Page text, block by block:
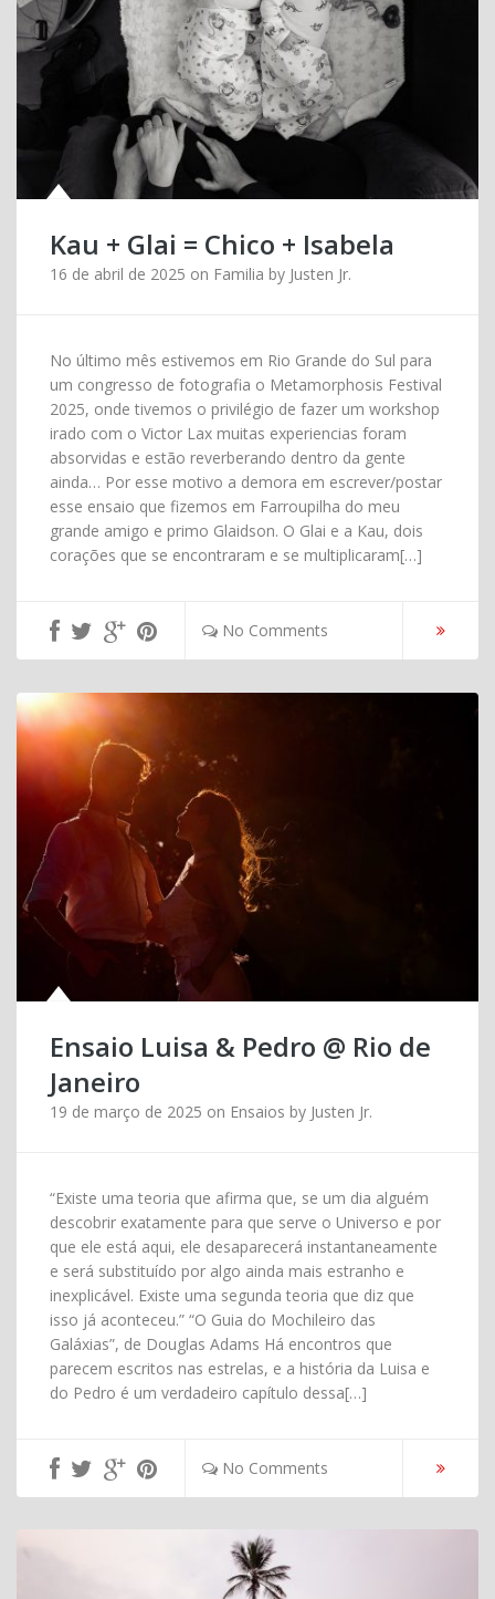
Kau + Glai = Chico + Isabela
16 de abril de 2025 on Familia by Justen Jr.
No último mês estivemos em Rio Grande do Sul para
um congresso de fotografia o Metamorphosis Festival
2025, onde tivemos o privilégio de fazer um workshop
irado com o Victor Lax muitas experiencias foram
absorvidas e estão reverberando dentro da gente
ainda… Por esse motivo a demora em escrever/postar
esse ensaio que fizemos em Farroupilha do meu
grande amigo e primo Glaidson. O Glai e a Kau, dois
corações que se encontraram e se multiplicaram[…]
No Comments
Ensaio Luisa & Pedro @ Rio de
Janeiro
19 de março de 2025 on Ensaios by Justen Jr.
“Existe uma teoria que afirma que, se um dia alguém
descobrir exatamente para que serve o Universo e por
que ele está aqui, ele desaparecerá instantaneamente
e será substituído por algo ainda mais estranho e
inexplicável. Existe uma segunda teoria que diz que
isso já aconteceu.” “O Guia do Mochileiro das
Galáxias”, de Douglas Adams Há encontros que
parecem escritos nas estrelas, e a história da Luisa e
do Pedro é um verdadeiro capítulo dessa[…]
No Comments